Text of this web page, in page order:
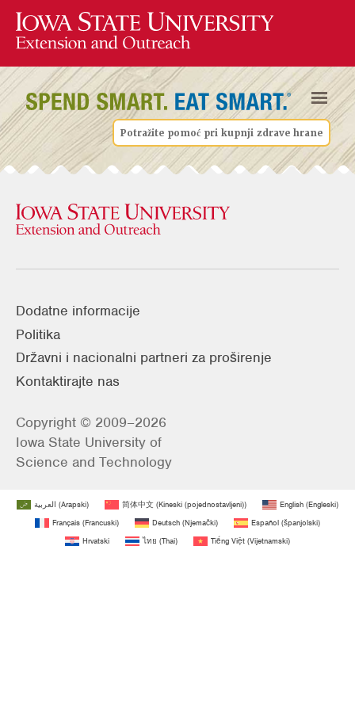
Potražite pomoć pri kupnji zdrave hrane
Dodatne informacije
Politika
Državni i nacionalni partneri za proširenje
Kontaktirajte nas
Copyright © 2009–2026
Iowa State University of
Science and Technology
العربية (Arapski) 简体中文 (Kineski (pojednostavljeni)) English (Engleski)
Français (Francuski) Deutsch (Njemački) Español (španjolski)
Hrvatski
ไทย (Thai) Tiếng Việt (Vijetnamski)